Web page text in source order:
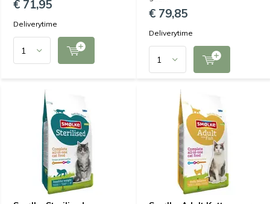
€ 71,95
Deliverytime
€ 79,85
Deliverytime